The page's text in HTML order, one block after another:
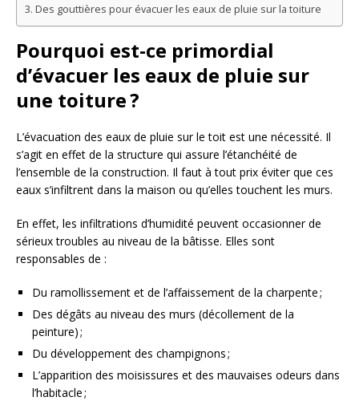
Des gouttières pour évacuer les eaux de pluie sur la toiture
Pourquoi est-ce primordial
d’évacuer les eaux de pluie sur
une toiture ?
L’évacuation des eaux de pluie sur le toit est une nécessité. Il
s’agit en effet de la structure qui assure l’étanchéité de
l’ensemble de la construction. Il faut à tout prix éviter que ces
eaux s’infiltrent dans la maison ou qu’elles touchent les murs.
En effet, les infiltrations d’humidité peuvent occasionner de
sérieux troubles au niveau de la bâtisse. Elles sont
responsables de :
Du ramollissement et de l’affaissement de la charpente ;
Des dégâts au niveau des murs (décollement de la
peinture) ;
Du développement des champignons ;
L’apparition des moisissures et des mauvaises odeurs dans
l’habitacle ;